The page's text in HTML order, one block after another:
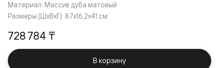
Материал: Массив дуба матовый
Размеры (ШxВxГ): 87x16,2x41 см
728 784 ₸
В корзину